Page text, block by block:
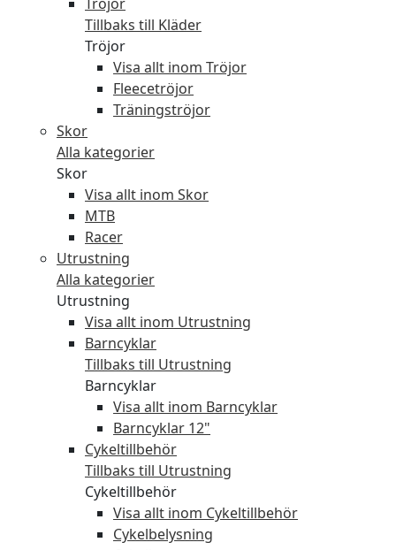
Tröjor
Tillbaks till Kläder
Tröjor
Visa allt inom Tröjor
Fleecetröjor
Träningströjor
Skor
Alla kategorier
Skor
Visa allt inom Skor
MTB
Racer
Utrustning
Alla kategorier
Utrustning
Visa allt inom Utrustning
Barncyklar
Tillbaks till Utrustning
Barncyklar
Visa allt inom Barncyklar
Barncyklar 12"
Cykeltillbehör
Tillbaks till Utrustning
Cykeltillbehör
Visa allt inom Cykeltillbehör
Cykelbelysning